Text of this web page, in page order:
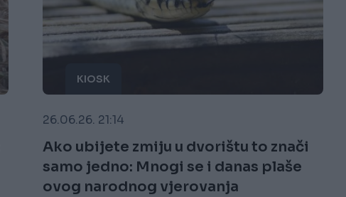
KIOSK
26.06.26. 21:14
Ako ubijete zmiju u dvorištu to znači
samo jedno: Mnogi se i danas plaše
ovog narodnog vjerovanja